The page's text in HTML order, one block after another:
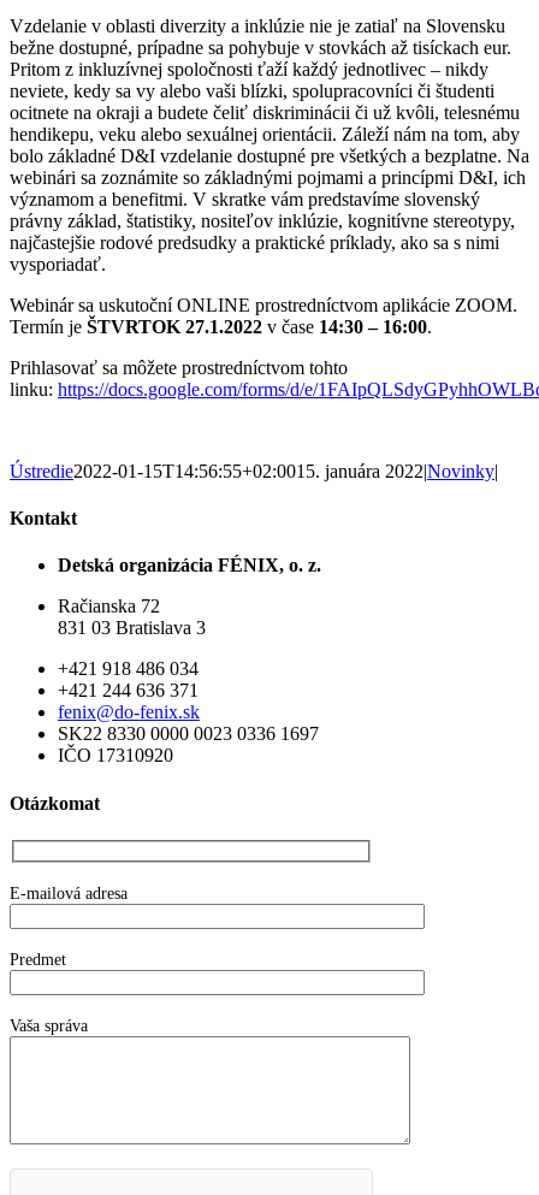
Vzdelanie v oblasti diverzity a inklúzie nie je zatiaľ na Slovensku
bežne dostupné, prípadne sa pohybuje v stovkách až tisíckach eur.
Pritom z inkluzívnej spoločnosti ťaží každý jednotlivec – nikdy
neviete, kedy sa vy alebo vaši blízki, spolupracovníci či študenti
ocitnete na okraji a budete čeliť diskriminácii či už kvôli, telesnému
hendikepu, veku alebo sexuálnej orientácii. Záleží nám na tom, aby
bolo základné D&I vzdelanie dostupné pre všetkých a bezplatne. Na
webinári sa zoznámite so základnými pojmami a princípmi D&I, ich
významom a benefitmi. V skratke vám predstavíme slovenský
právny základ, štatistiky, nositeľov inklúzie, kognitívne stereotypy,
najčastejšie rodové predsudky a praktické príklady, ako sa s nimi
vysporiadať.
Webinár sa uskutoční ONLINE prostredníctvom aplikácie ZOOM.
Termín je ŠTVRTOK 27.1.2022 v čase 14:30 – 16:00.
Prihlasovať sa môžete prostredníctvom tohto
linku: https://docs.google.com/forms/d/e/
Ústredie2022-01-15T14:56:55+02:0015. januára 2022|Novinky|
Kontakt
Detská organizácia FÉNIX, o. z.
Račianska 72
831 03 Bratislava 3
+421 918 486 034
+421 244 636 371
fenix@do-fenix.sk
SK22 8330 0000 0023 0336 1697
IČO 17310920
Otázkomat
E-mailová adresa
Predmet
Vaša správa